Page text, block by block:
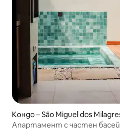
Кондо – São Miguel dos
Апартамент с частен